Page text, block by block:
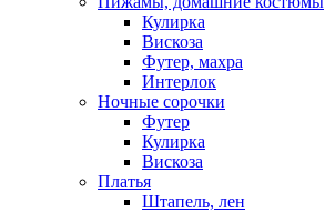
Кулирка
Вискоза
Футер, махра
Интерлок
Ночные сорочки
Футер
Кулирка
Вискоза
Платья
Штапель, лен